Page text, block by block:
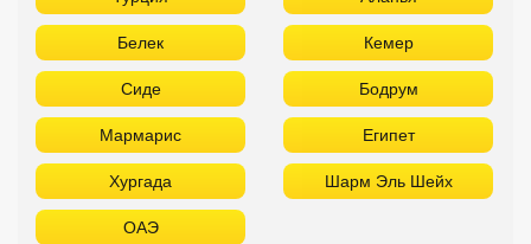
Белек Кемер
Сиде Бодрум
Мармарис Египет
Хургада Шарм Эль Шейх
ОАЭ